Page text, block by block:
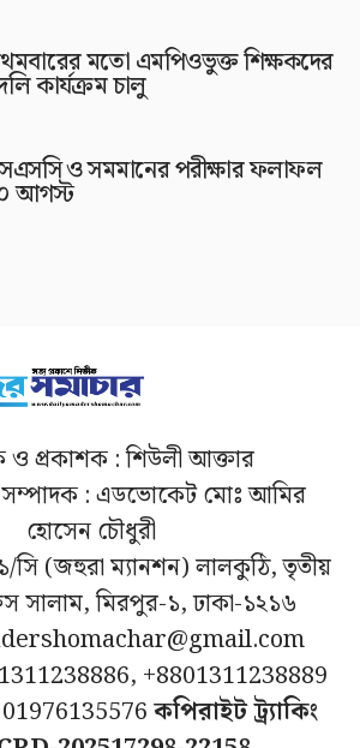
মতো এমপিওভুক্ত শিক্ষকদের
কার্যক্রম চালু
ও সমমানের পরীক্ষার ফলাফল
আগস্ট
ও প্রকাশক : শিউলী আক্তার
: এডভোকেট মোঃ আমির
হোসেন চৌধুরী
সি (জহুরা ম্যানশন) লালকুঠি, তৃতীয়
সালাম, মিরপুর-১, ঢাকা-১২১৬
+8801311238889
কপিরাইট ট্র্যাকিং